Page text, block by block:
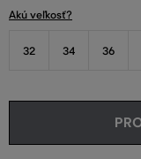
Akú veľkosť?
32 34 36